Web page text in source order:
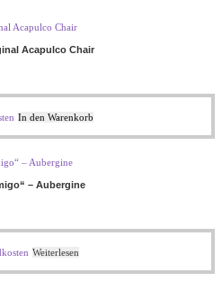
Acapulco Chair
In den Warenkorb
– Aubergine
Weiterlesen